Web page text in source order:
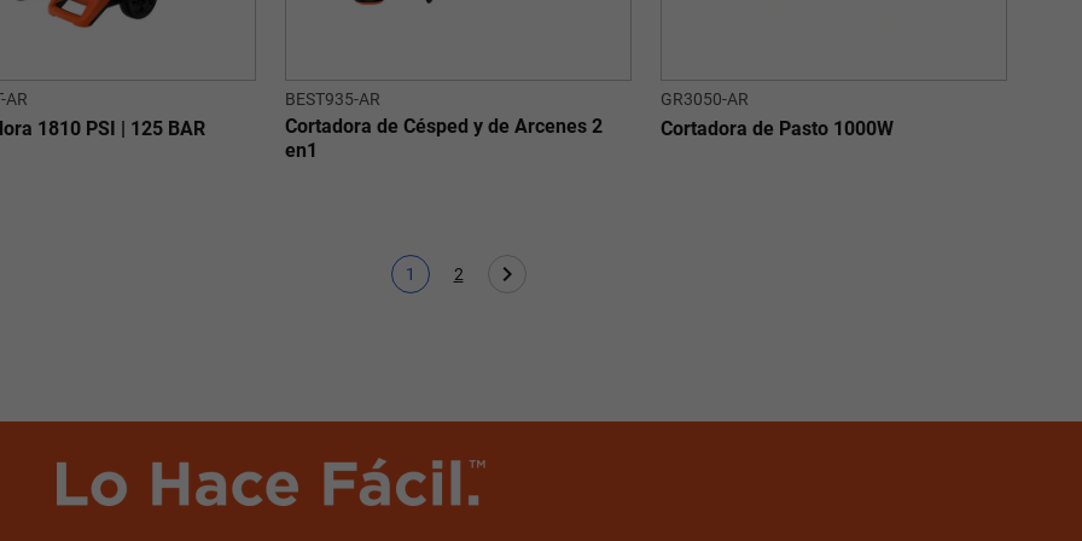
AR
1810 PSI | 125 BAR
BEST935-AR
Cortadora de Césped y de Arcenes 2
en1
GR3050-AR
Cortadora de Pasto 1000W
Página actual
1
Page
2